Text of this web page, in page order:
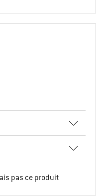
pas ce produit